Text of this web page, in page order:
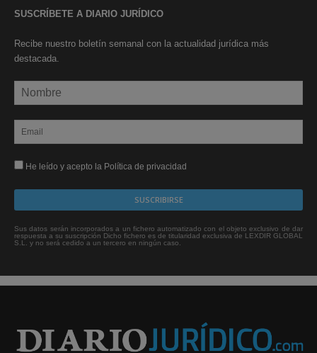
SUSCRÍBETE A DIARIO JURÍDICO
Recibe nuestro boletín semanal con la actualidad jurídica más
destacada.
He leído y acepto la Política de privacidad
Sus datos serán incorporados a un fichero automatizado con el objeto exclusivo de dar
respuesta a su suscripción Dicho fichero es de titularidad exclusiva de LEXDIR GLOBAL
S.L. y no será cedido a un tercero en ningún caso.